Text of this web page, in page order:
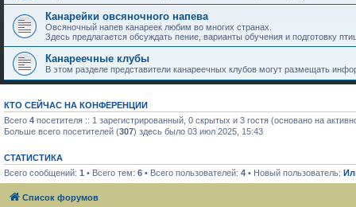
Канарейки овсяночного напева
Овсяночный напев канареек любим во многих странах.
Здесь предлагается обсуждать пение, варианты обучения и подготовку
Канареечные клубы
В этом разделе представители канареечных клубов могут размещать
КТО СЕЙЧАС НА КОНФЕРЕНЦИИ
Всего 4 посетителя :: 1 зарегистрированный, 0 скрытых и 3 гостя (основано на
Больше всего посетителей (307) здесь было 03 июл 2025, 15:43
СТАТИСТИКА
Всего сообщений: 1 • Всего тем: 6 • Всего пользователей: 4 • Новый пользователь:
Список форумов